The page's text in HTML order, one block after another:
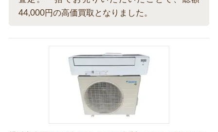
44,000円の高価買取となりました。